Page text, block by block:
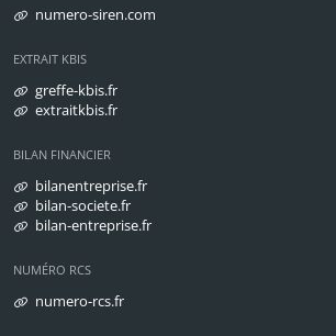
numero-siren.com
EXTRAIT KBIS
greffe-kbis.fr
extraitkbis.fr
BILAN FINANCIER
bilanentreprise.fr
bilan-societe.fr
bilan-entreprise.fr
NUMÉRO RCS
numero-rcs.fr